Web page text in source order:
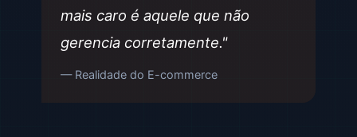
mais caro é aquele que não
gerencia corretamente."
— Realidade do E-commerce